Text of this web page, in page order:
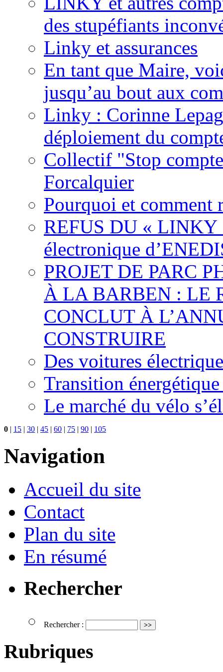
des stupéfiants
Linky et assurances
En tant que Maire,
jusqu’au bout aux
Linky : Corinne
déploiement du
Collectif "Stop
Forcalquier
Pourquoi et comment
REFUS DU « LINKY
électronique
PROJET DE PARC
À LA BARBEN : LE
CONCLUT À
CONSTRUIRE
Des voitures
Transition
Le marché du vélo
0 | 15 | 30 | 45 | 60 | 75 | 90 | 105
Navigation
Accueil du site
Contact
Plan du site
En résumé
Rechercher
Rechercher :
Rubriques